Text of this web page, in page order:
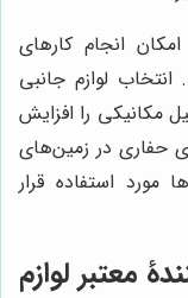
انجام کارهای
لوازم جانبی
مکانیکی را افزایش
حفاری در زمین‌های
استفاده قرار
معتبر لوازم